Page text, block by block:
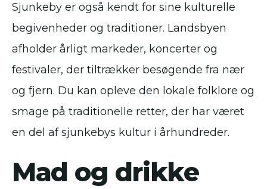
Sjunkeby er også kendt for sine kulturelle
begivenheder og traditioner. Landsbyen
afholder årligt markeder, koncerter og
festivaler, der tiltrækker besøgende fra nær
og fjern. Du kan opleve den lokale folklore og
smage på traditionelle retter, der har været
en del af sjunkebys kultur i århundreder.
Mad og drikke